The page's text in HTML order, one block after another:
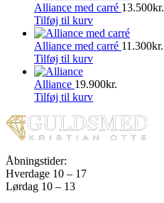
Alliance med carré 13.500kr.
Tilføj til kurv
Alliance med carré 11.300kr.
Tilføj til kurv
Alliance 19.900kr.
Tilføj til kurv
Åbningstider:
Hverdage 10 – 17
Lørdag 10 – 13